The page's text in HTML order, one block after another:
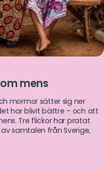
mens
mormor sätter sig ner
har blivit bättre – och att
Tre flickor har pratat
samtalen från Sverige,